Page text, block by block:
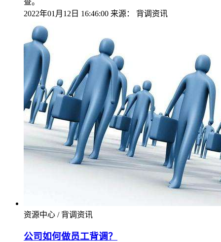
2022年01月12日 16:46:00 来源： 背调资讯
资源中心 / 背调资讯
公司如何做员工背调？